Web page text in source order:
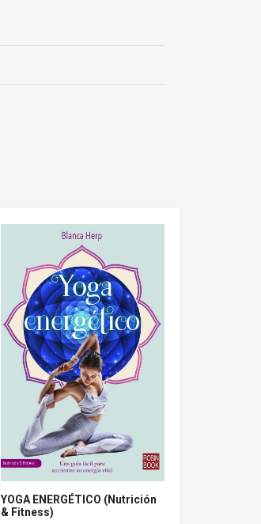
YOGA ENERGÉTICO (Nutrición
& Fitness)